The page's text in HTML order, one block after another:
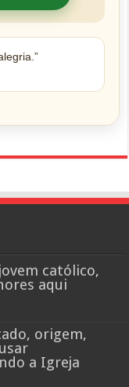
católico,
aqui
origem,
a Igreja